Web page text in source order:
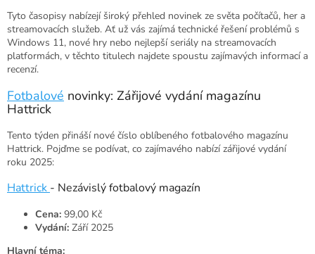
Tyto časopisy nabízejí široký přehled novinek ze světa počítačů, her a
streamovacích služeb. Ať už vás zajímá technické řešení problémů s
Windows 11, nové hry nebo nejlepší seriály na streamovacích
platformách, v těchto titulech najdete spoustu zajímavých informací a
recenzí.
Fotbalové novinky: Zářijové vydání magazínu
Hattrick
Tento týden přináší nové číslo oblíbeného fotbalového magazínu
Hattrick. Pojďme se podívat, co zajímavého nabízí zářijové vydání
roku 2025:
Hattrick - Nezávislý fotbalový magazín
Cena: 99,00 Kč
Vydání: Září 2025
Hlavní téma: